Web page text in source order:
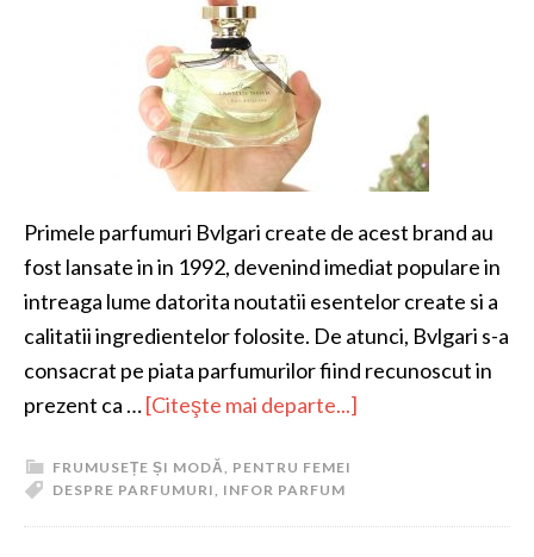
Primele parfumuri Bvlgari create de acest brand au
fost lansate in in 1992, devenind imediat populare in
intreaga lume datorita noutatii esentelor create si a
calitatii ingredientelor folosite. De atunci, Bvlgari s-a
consacrat pe piata parfumurilor fiind recunoscut in
prezent ca …[Citeşte mai departe...]
FRUMUSEȚE ȘI MODĂ, PENTRU FEMEI
DESPRE PARFUMURI, INFOR PARFUM